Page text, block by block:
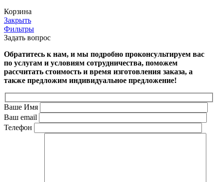
Корзина
Закрыть
Фильтры
Задать вопрос
Обратитесь к нам, и мы подробно проконсультируем вас
по услугам и условиям сотрудничества, поможем
рассчитать стоимость и время изготовления заказа, а
также предложим индивидуальное предложение!
Ваше Имя
Ваш email
Телефон